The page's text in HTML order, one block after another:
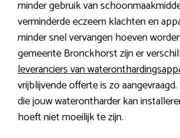
minder gebruik van
verminderde eczeem klachten en
minder snel vervangen hoeven
gemeente Bronckhorst zijn er
leveranciers van
vrijblijvende offerte is zo
die jouw waterontharder kan
hoeft niet moeilijk te zijn.